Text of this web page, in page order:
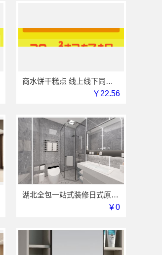
商水饼干糕点 线上线下同价服务模式
￥22.56
湖北全包一站式装修日式原木风快速——同城快装（湖北）科技有限公司
￥0